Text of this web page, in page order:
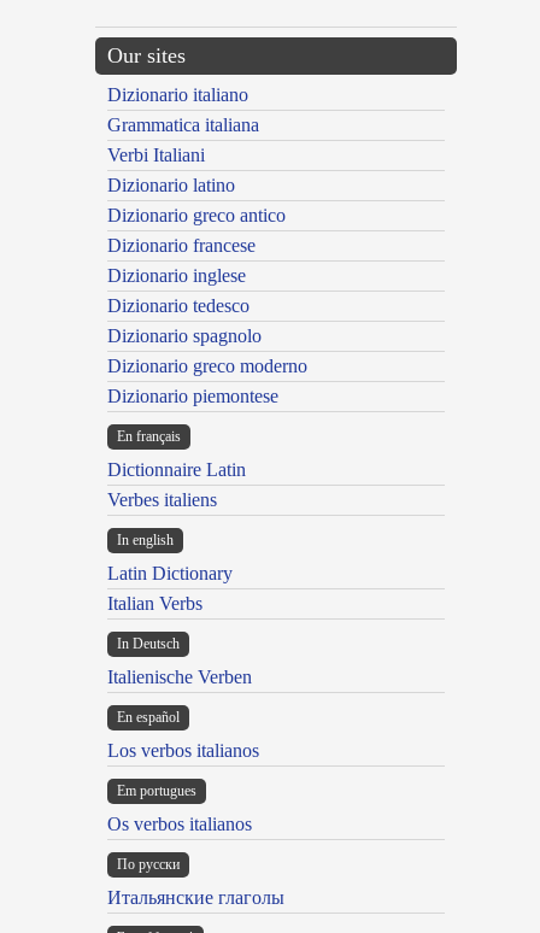
Our sites
Dizionario italiano
Grammatica italiana
Verbi Italiani
Dizionario latino
Dizionario greco antico
Dizionario francese
Dizionario inglese
Dizionario tedesco
Dizionario spagnolo
Dizionario greco moderno
Dizionario piemontese
En français
Dictionnaire Latin
Verbes italiens
In english
Latin Dictionary
Italian Verbs
In Deutsch
Italienische Verben
En español
Los verbos italianos
Em portugues
Os verbos italianos
По русски
Итальянские глаголы